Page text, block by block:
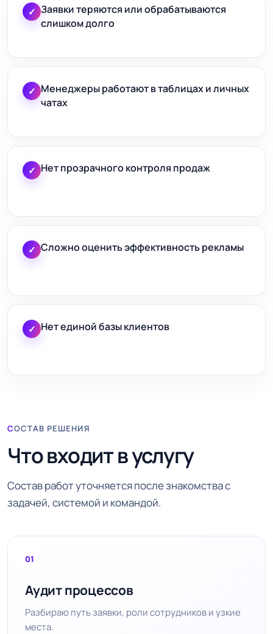
✓ Заявки теряются или обрабатываются
слишком долго
✓ Менеджеры работают в таблицах и личных
чатах
✓ Нет прозрачного контроля продаж
✓ Сложно оценить эффективность рекламы
✓ Нет единой базы клиентов
СОСТАВ РЕШЕНИЯ
Что входит в услугу
Состав работ уточняется после знакомства с
задачей, системой и командой.
01
Аудит процессов
Разбираю путь заявки, роли сотрудников и узкие
места.